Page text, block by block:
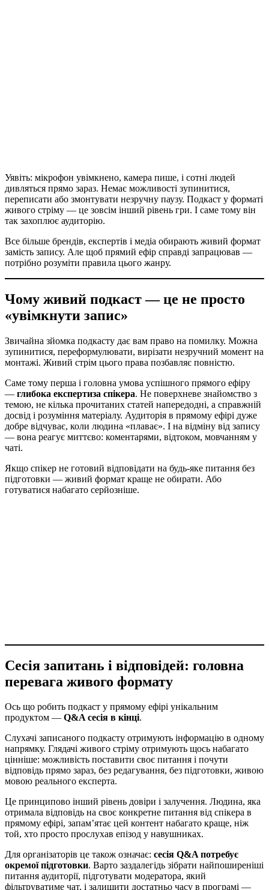
Уявіть: мікрофон увімкнено, камера пише, і сотні людей
дивляться прямо зараз. Немає можливості зупинитися,
переписати або змонтувати незручну паузу. Подкаст у форматі
живого стріму — це зовсім інший рівень гри. І саме тому він
так захоплює аудиторію.
Все більше брендів, експертів і медіа обирають живий формат
замість запису. Але щоб прямий ефір справді запрацював —
потрібно розуміти правила цього жанру.
Чому живий подкаст — це не просто
«увімкнути запис»
Звичайна зйомка подкасту дає вам право на помилку. Можна
зупинитися, переформулювати, вирізати незручний момент на
монтажі. Живий стрім цього права позбавляє повністю.
Саме тому перша і головна умова успішного прямого ефіру
— глибока експертиза спікера. Не поверхневе знайомство з
темою, не кілька прочитаних статей напередодні, а справжній
досвід і розуміння матеріалу. Аудиторія в прямому ефірі дуже
добре відчуває, коли людина «плаває». І на відміну від запису
— вона реагує миттєво: коментарями, відтоком, мовчанням у
чаті.
Якщо спікер не готовий відповідати на будь-яке питання без
підготовки — живий формат краще не обирати. Або
готуватися набагато серйозніше.
Сесія запитань і відповідей: головна
перевага живого формату
Ось що робить подкаст у прямому ефірі унікальним
продуктом — Q&A сесія в кінці.
Слухачі записаного подкасту отримують інформацію в одному
напрямку. Глядачі живого стріму отримують щось набагато
цінніше: можливість поставити своє питання і почути
відповідь прямо зараз, без редагування, без підготовки, живою
мовою реального експерта.
Це принципово інший рівень довіри і залучення. Людина, яка
отримала відповідь на своє конкретне питання від спікера в
прямому ефірі, запам’ятає цей контент набагато краще, ніж
той, хто просто прослухав епізод у навушниках.
Для організаторів це також означає: сесія Q&A потребує
окремої підготовки. Варто заздалегідь зібрати найпоширеніші
питання аудиторії, підготувати модератора, який
фільтруватиме чат, і залишити достатньо часу в програмі —